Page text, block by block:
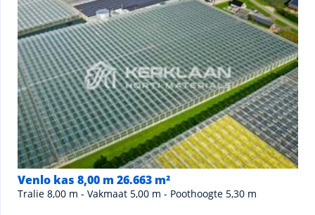
Venlo kas 8,00 m 26.663 m²
Tralie 8,00 m - Vakmaat 5,00 m - Poothoogte 5,30 m